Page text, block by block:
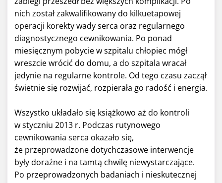
nich został zakwalifikowany do kilkuetapowej
operacji korekty wady serca oraz regularnego
diagnostycznego cewnikowania. Po ponad
miesięcznym pobycie w szpitalu chłopiec mógł
wreszcie wrócić do domu, a do szpitala wracał
jedynie na regularne kontrole. Od tego czasu zaczął
świetnie się rozwijać, rozpierała go radość i energia.
Wszystko układało się książkowo aż do kontroli
w styczniu 2013 r. Podczas rutynowego
cewnikowania serca okazało się,
że przeprowadzone dotychczasowe interwencje
były doraźne i na tamtą chwilę niewystarczające.
Po przeprowadzonych badaniach i nieskutecznej